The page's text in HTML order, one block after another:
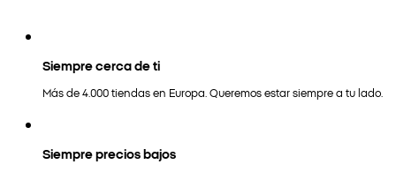
Siempre cerca de ti
Más de 4.000 tiendas en Europa. Queremos estar siempre a tu lado.
Siempre precios bajos